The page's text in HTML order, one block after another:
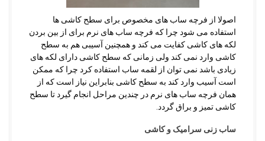
اصولا از فرچه ساب های مخصوص برای سطح کاشی ها
استفاده می شود چرا که فرچه ساب های نرم برای از بین بردن
لکه های کاشی کفایت می کند و همچنین آسیبی هم به سطح
کاشی وارد نمی کند ولی زمانی که سطح کاشی دارای لکه های
زیادی باشد نمی توان از لقمه ساب استفاده کرد چرا که ممکن
است آسیب وارد کند به سطح کاشی بنابراین نیاز است که از
همان فرچه ساب های نرم در چندین مراحل انجام گیرد تا سطح
کاشی تمیز و براق گردد.
ساب زنی سرامیک و کاشی